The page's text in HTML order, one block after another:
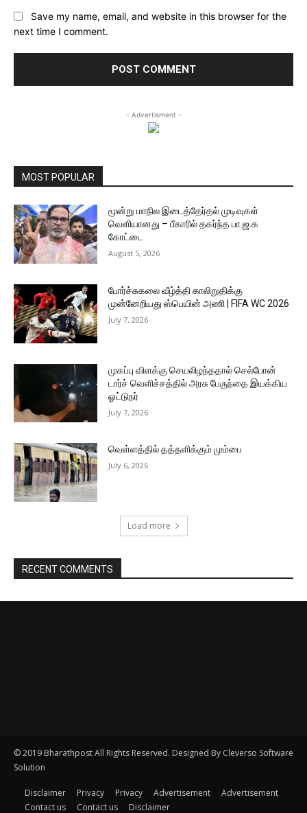
© 2019 Bharathpost All Rights Reserved. Designed By Cleverso Software
Solution
Disclaimer Privacy Privacy Advertisement
Advertisement
Contact us
Contact us Disclaimer